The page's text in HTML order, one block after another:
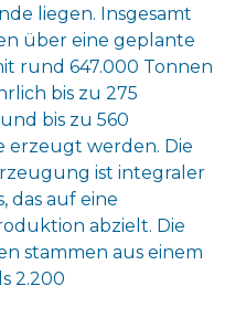
liegen. Insgesamt
über eine geplante
rund 647.000 Tonnen
bis zu 275
bis zu 560
erzeugt werden. Die
ist integraler
das auf eine
abzielt. Die
stammen aus einem
2.200